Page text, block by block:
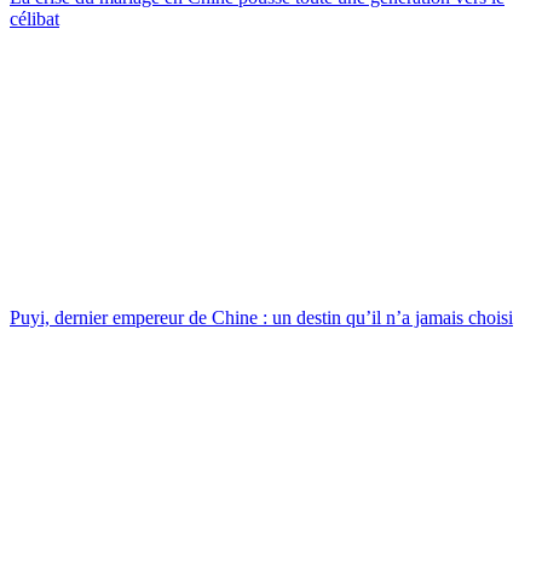
célibat
Puyi, dernier empereur de Chine : un destin qu’il n’a jamais choisi